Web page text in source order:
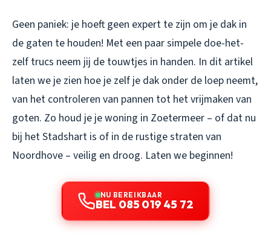
Geen paniek: je hoeft geen expert te zijn om je dak in
de gaten te houden! Met een paar simpele doe-het-
zelf trucs neem jij de touwtjes in handen. In dit artikel
laten we je zien hoe je zelf je dak onder de loep neemt,
van het controleren van pannen tot het vrijmaken van
goten. Zo houd je je woning in Zoetermeer – of dat nu
bij het Stadshart is of in de rustige straten van
Noordhove – veilig en droog. Laten we beginnen!
NU BEREIKBAAR
BEL 085 019 45 72